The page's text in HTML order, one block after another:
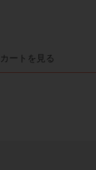
カートを見る